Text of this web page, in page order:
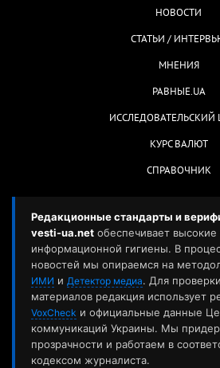
НОВОСТИ
СТАТЬИ /
МНЕНИЯ
РАВНЫЕ.UA
ИССЛЕДОВАТЕЛЬСКИЙ
КУРС ВАЛЮТ
СПРАВОЧНИК
Редакционные стандарты и
vesti-ua.net обеспечивает высокие
информационной гигиены. В
новостей мы опираемся на
ИМИ и Детектор медиа. Для
материалов редакция использует
VoxCheck и официальные данные
коммуникаций Украины. Мы
прозрачности и работаем в
кодексом журналиста.